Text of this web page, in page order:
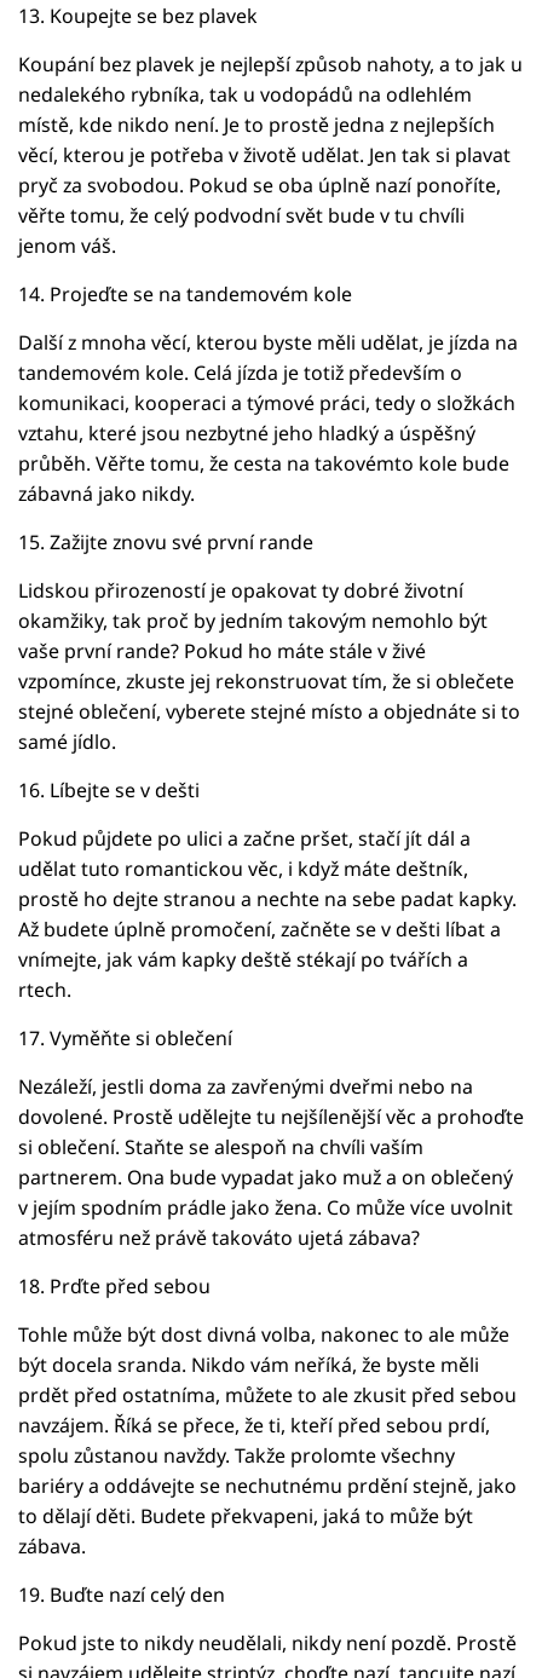
13. Koupejte se bez plavek
Koupání bez plavek je nejlepší způsob nahoty, a to jak u
nedalekého rybníka, tak u vodopádů na odlehlém
místě, kde nikdo není. Je to prostě jedna z nejlepších
věcí, kterou je potřeba v životě udělat. Jen tak si plavat
pryč za svobodou. Pokud se oba úplně nazí ponoříte,
věřte tomu, že celý podvodní svět bude v tu chvíli
jenom váš.
14. Projeďte se na tandemovém kole
Další z mnoha věcí, kterou byste měli udělat, je jízda na
tandemovém kole. Celá jízda je totiž především o
komunikaci, kooperaci a týmové práci, tedy o složkách
vztahu, které jsou nezbytné jeho hladký a úspěšný
průběh. Věřte tomu, že cesta na takovémto kole bude
zábavná jako nikdy.
15. Zažijte znovu své první rande
Lidskou přirozeností je opakovat ty dobré životní
okamžiky, tak proč by jedním takovým nemohlo být
vaše první rande? Pokud ho máte stále v živé
vzpomínce, zkuste jej rekonstruovat tím, že si oblečete
stejné oblečení, vyberete stejné místo a objednáte si to
samé jídlo.
16. Líbejte se v dešti
Pokud půjdete po ulici a začne pršet, stačí jít dál a
udělat tuto romantickou věc, i když máte deštník,
prostě ho dejte stranou a nechte na sebe padat kapky.
Až budete úplně promočení, začněte se v dešti líbat a
vnímejte, jak vám kapky deště stékají po tvářích a
rtech.
17. Vyměňte si oblečení
Nezáleží, jestli doma za zavřenými dveřmi nebo na
dovolené. Prostě udělejte tu nejšílenější věc a prohoďte
si oblečení. Staňte se alespoň na chvíli vaším
partnerem. Ona bude vypadat jako muž a on oblečený
v jejím spodním prádle jako žena. Co může více uvolnit
atmosféru než právě takováto ujetá zábava?
18. Prďte před sebou
Tohle může být dost divná volba, nakonec to ale může
být docela sranda. Nikdo vám neříká, že byste měli
prdět před ostatníma, můžete to ale zkusit před sebou
navzájem. Říká se přece, že ti, kteří před sebou prdí,
spolu zůstanou navždy. Takže prolomte všechny
bariéry a oddávejte se nechutnému prdění stejně, jako
to dělají děti. Budete překvapeni, jaká to může být
zábava.
19. Buďte nazí celý den
Pokud jste to nikdy neudělali, nikdy není pozdě. Prostě